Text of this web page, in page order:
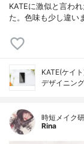
KATEに激似と言わ
た。色味も少し違い
KATE(ケイ
デザイニン
時短メイク
Rina